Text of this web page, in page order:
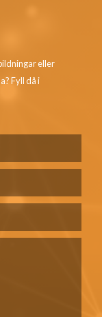
eller
Fyll då i